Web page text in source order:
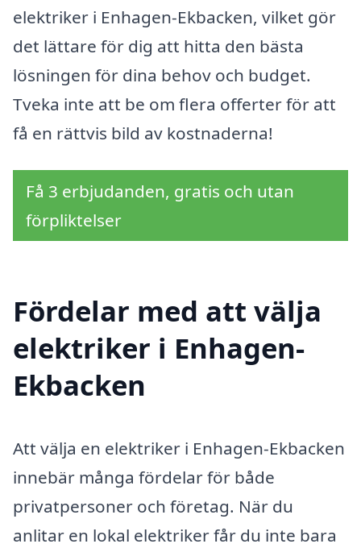
elektriker i Enhagen-Ekbacken, vilket gör
det lättare för dig att hitta den bästa
lösningen för dina behov och budget.
Tveka inte att be om flera offerter för att
få en rättvis bild av kostnaderna!
Få 3 erbjudanden, gratis och utan
förpliktelser
Fördelar med att välja
elektriker i Enhagen-
Ekbacken
Att välja en elektriker i Enhagen-Ekbacken
innebär många fördelar för både
privatpersoner och företag. När du
anlitar en lokal elektriker får du inte bara